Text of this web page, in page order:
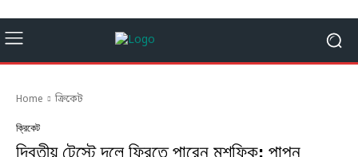
Home ক্রিকেট
ক্রিকেট
দ্বিতীয় টেস্টে দলে ফিরতে পারেন মুশফিক: পাপন